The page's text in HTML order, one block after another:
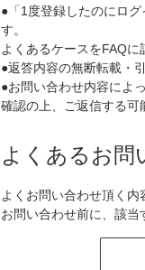
●「1度登録したのにロ
す。
よくあるケースをFAQに
●返答内容の無断転載・
●お問い合わせ内容によ
確認の上、ご返信する可
よくあるお問
よくお問い合わせ頂く内
お問い合わせ前に、該当